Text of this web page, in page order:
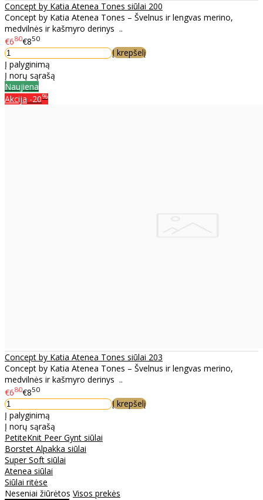
Concept by Katia Atenea Tones siūlai 200
Concept by Katia Atenea Tones – Švelnus ir lengvas merino,
medvilnės ir kašmyro derinys ..
€680€850
Į krepšelį
Į palyginimą
Į norų sąrašą
Naujiena
Akcija -20%
Concept by Katia Atenea Tones siūlai 203
Concept by Katia Atenea Tones – Švelnus ir lengvas merino,
medvilnės ir kašmyro derinys ..
€680€850
Į krepšelį
Į palyginimą
Į norų sąrašą
PetiteKnit Peer Gynt siūlai
Borstet Alpakka siūlai
Super Soft siūlai
Atenea siūlai
Siūlai ritėse
Neseniai žiūrėtos Visos prekės